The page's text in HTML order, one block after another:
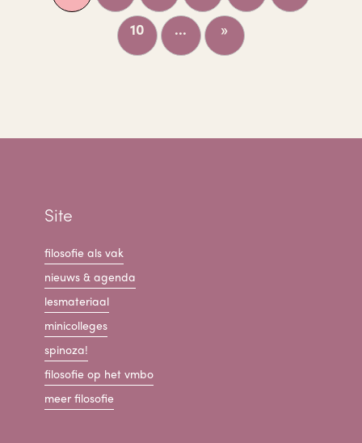
10 ... »
Site
filosofie als vak
nieuws & agenda
lesmateriaal
minicolleges
spinoza!
filosofie op het vmbo
meer filosofie